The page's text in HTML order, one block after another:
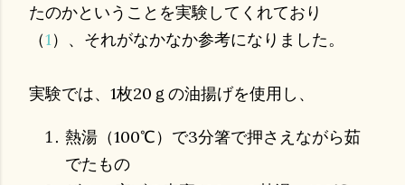
たのかということを実験してくれており
（1）、それがなかなか参考になりました。
実験では、1枚20ｇの油揚げを使用し、
熱湯（100℃）で3分箸で押さえながら茹
でたもの